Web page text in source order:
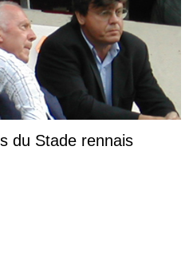
du Stade rennais